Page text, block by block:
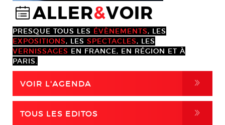
@ALLER&VOIR
PRESQUE TOUS LES ÉVÈNEMENTS, LES
EXPOSITIONS, LES SPECTACLES, LES
VERNISSAGES EN FRANCE, EN RÉGION ET À
PARIS.
VOIR L'AGENDA ,
TOUS LES EDITOS ,